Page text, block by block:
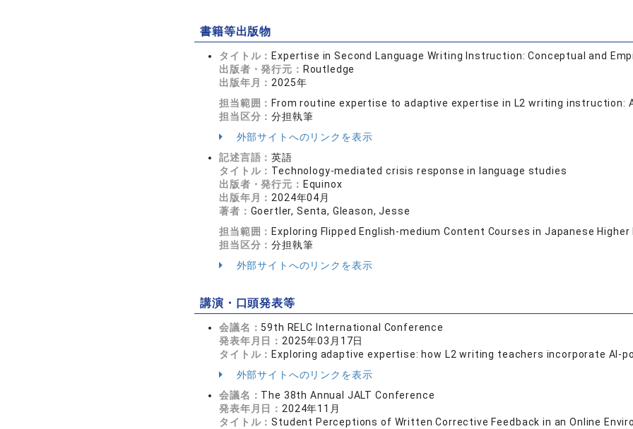
書籍等出版物
タイトル： Expertise in Second Language Writing Instruction: Conceptual and
出版者・発行元： Routledge
出版年月： 2025年
担当範囲： From routine expertise to adaptive expertise in L2 writing instruction:
担当区分：分担執筆
外部サイトへのリンクを表示
記述言語：英語
タイトル： Technology-mediated crisis response in language studies
出版者・発行元： Equinox
出版年月： 2024年04月
著者： Goertler, Senta, Gleason, Jesse
担当範囲： Exploring Flipped English-medium Content Courses in Japanese Higher
担当区分：分担執筆
外部サイトへのリンクを表示
講演・口頭発表等
会議名： 59th RELC International Conference
発表年月日： 2025年03月17日
タイトル： Exploring adaptive expertise: how L2 writing teachers incorporate AI-
外部サイトへのリンクを表示
会議名： The 38th Annual JALT Conference
発表年月日： 2024年11月
タイトル：Student Perceptions of Written Corrective Feedback in an Online